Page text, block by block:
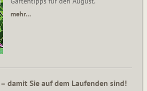
mehr…
– damit Sie auf dem Laufenden sind!